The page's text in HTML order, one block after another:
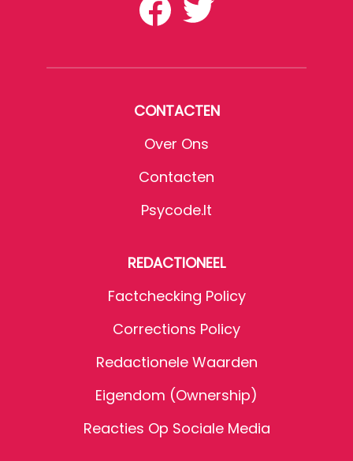
CONTACTEN
Over Ons
Contacten
Psycode.it
REDACTIONEEL
Factchecking Policy
Corrections Policy
Redactionele Waarden
Eigendom (Ownership)
Reacties Op Sociale Media